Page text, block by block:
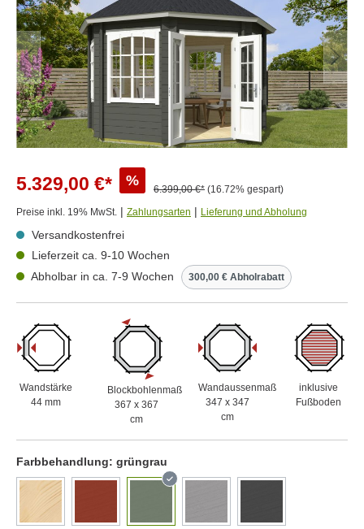
5.329,00 €* %
6.399,00 €* (16.72% gespart)
Preise inkl. 19% MwSt. | Zahlungsarten | Lieferung und Abholung
Versandkostenfrei
Lieferzeit ca. 9-10 Wochen
Abholbar in ca. 7-9 Wochen
300,00 € Abholrabatt
Wandstärke
44 mm
Blockbohlenmaß
367 x 367
cm
Wandaussenmaß
347 x 347
cm
inklusive
Fußboden
Farbbehandlung: grüngrau